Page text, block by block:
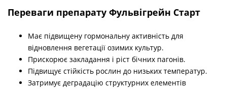
Переваги препарату Фульвігрейн Старт
Має підвищену гормональну активність для
відновлення вегетації озимих культур.
Прискорює закладання і ріст бічних пагонів.
Підвищує стійкість рослин до низьких температур.
Затримує деградацію структурних елементів